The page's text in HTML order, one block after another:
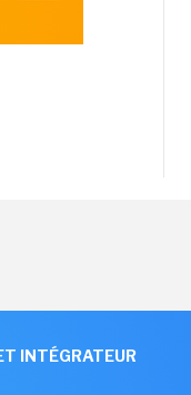
INTÉGRATEUR